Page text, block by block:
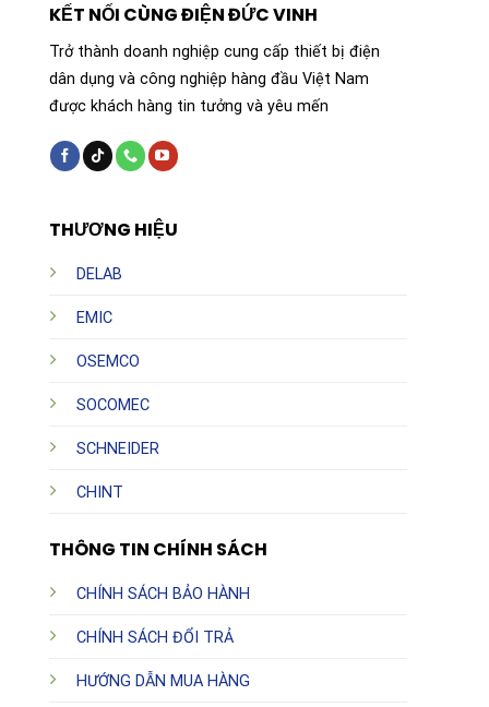
THƯƠNG HIỆU
DELAB
EMIC
OSEMCO
SOCOMEC
SCHNEIDER
CHINT
THÔNG TIN CHÍNH SÁCH
CHÍNH SÁCH BẢO HÀNH
CHÍNH SÁCH ĐỔI TRẢ
HƯỚNG DẪN MUA HÀNG
KẾT NỐI CÙNG ĐIỆN ĐỨC VINH
Trở thành doanh nghiệp cung cấp thiết bị điện
dân dụng và công nghiệp hàng đầu Việt Nam
được khách hàng tin tưởng và yêu mến